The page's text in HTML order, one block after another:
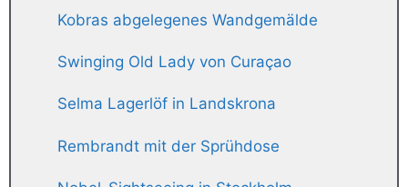
Kobras abgelegenes Wandgemälde
Swinging Old Lady von Curaçao
Selma Lagerlöf in Landskrona
Rembrandt mit der Sprühdose